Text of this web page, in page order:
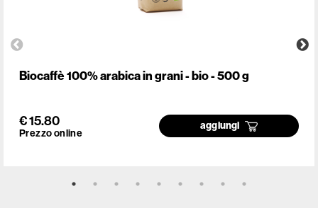
Biocaffè 100% arabica in grani - bio - 500 g
€ 15.80
Prezzo online
aggiungi